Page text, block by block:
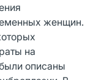
женщин.
на
описаны